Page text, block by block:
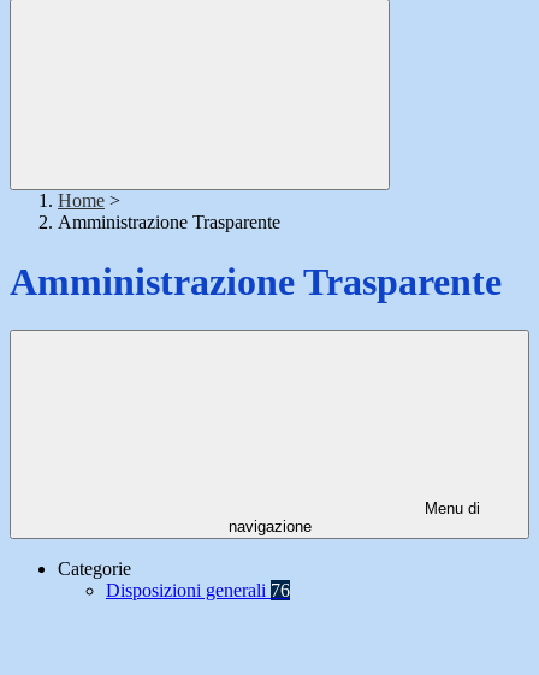
Home >
Amministrazione Trasparente
Amministrazione Trasparente
Menu di
navigazione
Categorie
Disposizioni generali 76